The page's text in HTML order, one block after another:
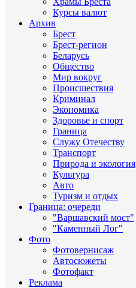
Курсы валют
Архив
Брест
Брест-регион
Беларусь
Общество
Мир вокруг
Происшествия
Криминал
Экономика
Здоровье и спорт
Граница
Служу Отечеству
Транспорт
Природа и экология
Культура
Авто
Туризм и отдых
Граница: очереди
"Варшавский мост"
"Каменный Лог"
Фото
Фотовернисаж
Автосюжеты
Фотофакт
Реклама